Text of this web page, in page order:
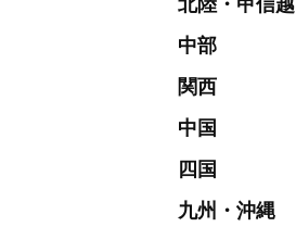
北陸・甲信越
中部
関西
中国
四国
九州・沖縄